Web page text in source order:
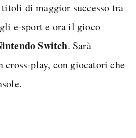
di maggior successo tra
e-sport e ora il gioco
Switch. Sarà
cross-play, con giocatori che